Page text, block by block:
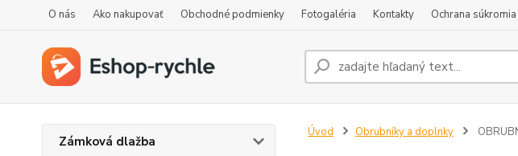
O nás Ako nakupovať Obchodné podmienky Fotogaléria Kontakty Ochrana súkromia
Zámková dlažba
Úvod Obrubníky a doplnky